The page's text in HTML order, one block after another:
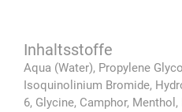
Aqua (Water), Propylene
Isoquinolinium Bromide,
6, Glycine, Camphor,